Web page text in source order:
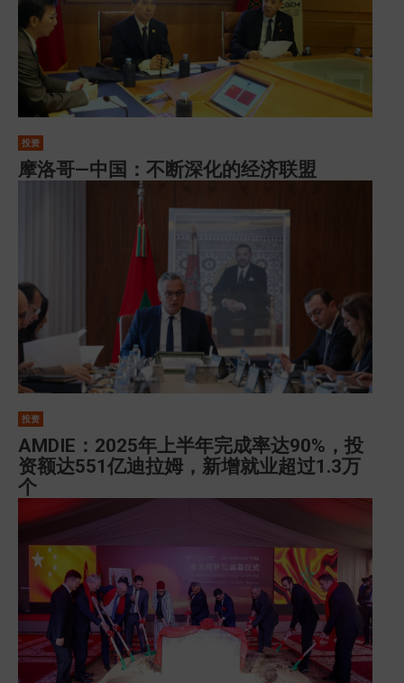
投资
摩洛哥—中国：不断深化的经济联盟
投资
AMDIE：2025年上半年完成率达90%，投
资额达551亿迪拉姆，新增就业超过1.3万
个